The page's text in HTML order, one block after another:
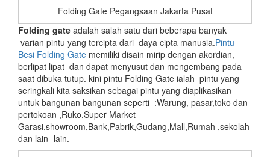
Folding Gate Pegangsaan Jakarta Pusat
Folding gate adalah salah satu dari beberapa banyak
varian pintu yang tercipta dari daya cipta manusia.Pintu
Besi Folding Gate memiliki disain mirip dengan akordian,
berlipat lipat dan dapat menyusut dan mengembang pada
saat dibuka tutup. kini pintu Folding Gate ialah pintu yang
seringkali kita saksikan sebagai pintu yang diaplikasikan
untuk bangunan bangunan seperti :Warung, pasar,toko dan
pertokoan ,Ruko,Super Market
Garasi,showroom,Bank,Pabrik,Gudang,Mall,Rumah ,sekolah
dan lain- lain.